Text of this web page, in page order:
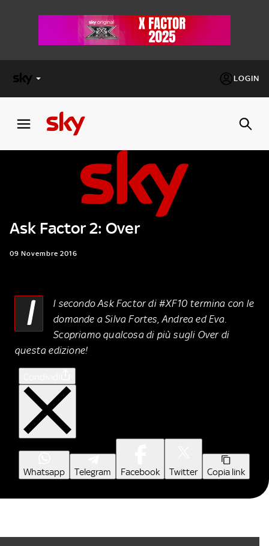
LOGIN
FACTOR
Cos’altro vedere:
PROGRAMMI SKY
SKY.IT
Ask Factor 2: Over
09 Novembre 2016
I
l secondo Ask Factor di #XF10 termina con le
domande a Silva Fortes, Andrea ed Eva.
Scopriamo qualcosa di più sugli Over di
questa edizione!
Whatsapp Telegram Facebook Twitter Copia link